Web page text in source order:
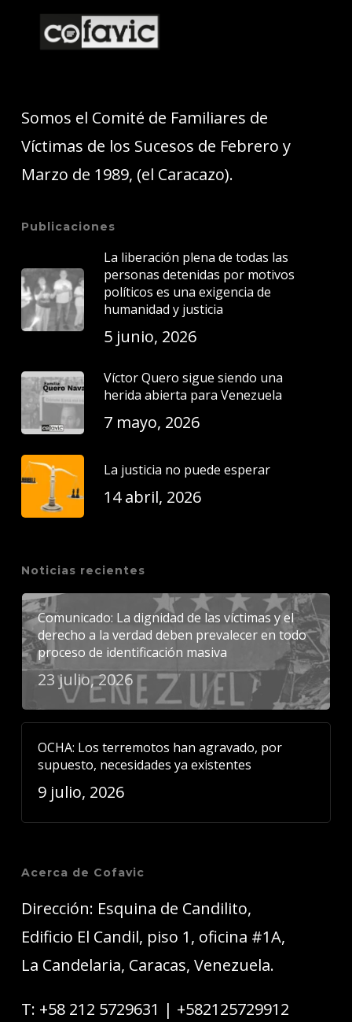
Somos el Comité de Familiares de
Víctimas de los Sucesos de Febrero y
Marzo de 1989, (el Caracazo).
Publicaciones
La liberación plena de todas las
personas detenidas por motivos
políticos es una exigencia de
humanidad y justicia
5 junio, 2026
Víctor Quero sigue siendo una
herida abierta para Venezuela
7 mayo, 2026
La justicia no puede esperar
14 abril, 2026
Noticias recientes
Comunicado: La dignidad de las víctimas y el
derecho a la verdad deben prevalecer en todo
proceso de identificación masiva
23 julio, 2026
OCHA: Los terremotos han agravado, por
supuesto, necesidades ya existentes
9 julio, 2026
Acerca de Cofavic
Dirección: Esquina de Candilito,
Edificio El Candil, piso 1, oficina #1A,
La Candelaria, Caracas, Venezuela.
T: +58 212 5729631 | +582125729912